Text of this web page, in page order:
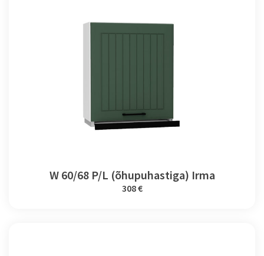
W 60/68 P/L (õhupuhastiga) Irma
308 €